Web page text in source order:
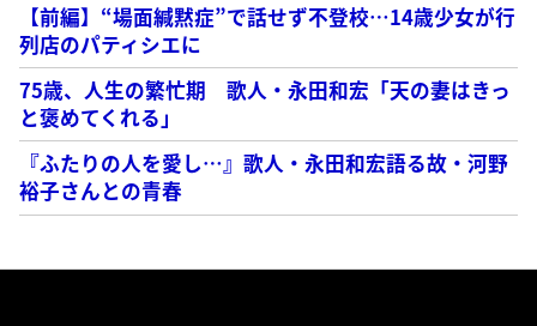
【前編】“場面緘黙症”で話せず不登校…14歳少女が行
列店のパティシエに
75歳、人生の繁忙期 歌人・永田和宏「天の妻はきっ
と褒めてくれる」
『ふたりの人を愛し…』歌人・永田和宏語る故・河野
裕子さんとの青春